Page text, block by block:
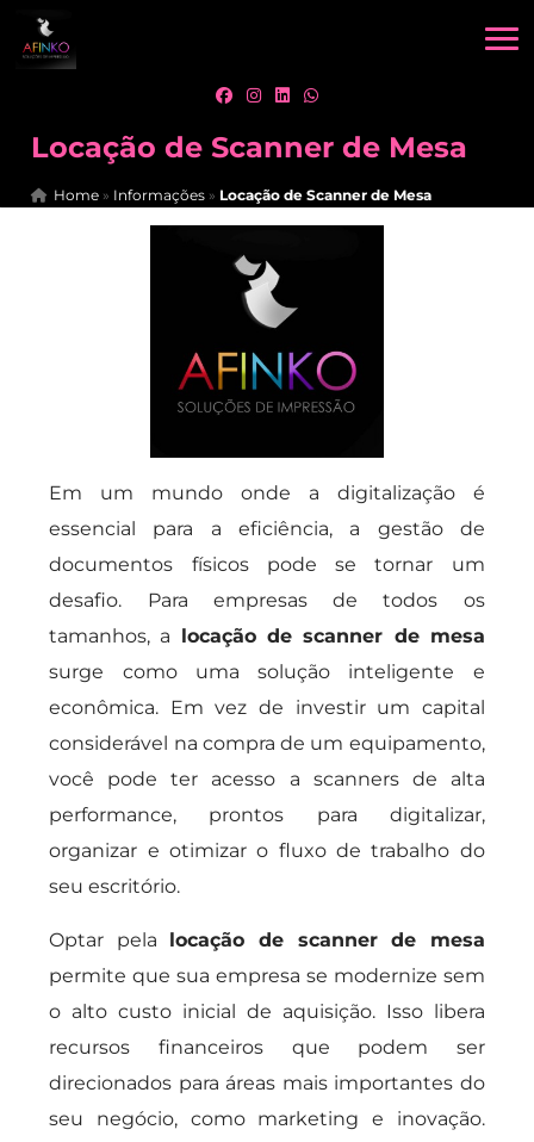
Locação de Scanner de Mesa
Home » Informações » Locação de Scanner de Mesa
Em um mundo onde a digitalização é
essencial para a eficiência, a gestão de
documentos físicos pode se tornar um
desafio. Para empresas de todos os
tamanhos, a locação de scanner de mesa
surge como uma solução inteligente e
econômica. Em vez de investir um capital
considerável na compra de um equipamento,
você pode ter acesso a scanners de alta
performance, prontos para digitalizar,
organizar e otimizar o fluxo de trabalho do
seu escritório.
Optar pela locação de scanner de mesa
permite que sua empresa se modernize sem
o alto custo inicial de aquisição. Isso libera
recursos financeiros que podem ser
direcionados para áreas mais importantes do
seu negócio, como marketing e inovação.